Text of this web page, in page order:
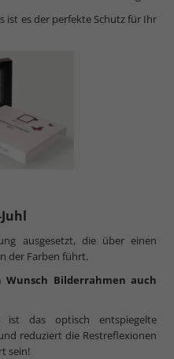
ist es der perfekte Schutz für Ihr
ausgesetzt, die über einen
der Farben führt.
Wunsch Bilderrahmen auch
ist das optisch entspiegelte
reduziert die Restreflexionen
sein!